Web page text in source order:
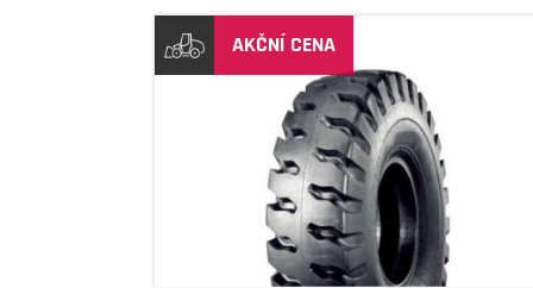
AKČNÍ CENA
DETAIL